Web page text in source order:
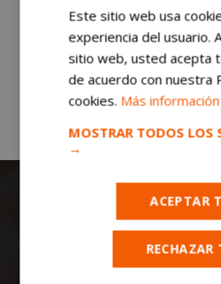
Este sitio web usa
experiencia del usuario.
sitio web, usted acepta
de acuerdo con nuestra
cookies. Más información
MOSTRAR TODOS LOS
→
ACEPTAR
RECHAZAR